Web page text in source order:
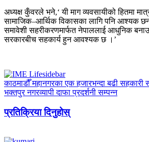
अध्यक्ष कुँवरले भने,‘ यी माग व्यवसायीको हितमा
सामाजिक–आर्थिक विकासका लागि पनि आश्यक
समावेशी सहरीकरणमार्फत नेपाललाई आधुनिक
सरकारबीच सहकार्य हुन आवश्यक छ ।’
काठमाडौँ महानगरका एक हजारभन्दा बढी सहकारी
भक्तपुर नगरव्यापी दाफा प्रदर्शनी सम्पन्न
प्रतिक्रिया दिनुहोस्